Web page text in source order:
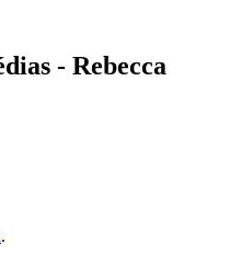
- Rebecca
.